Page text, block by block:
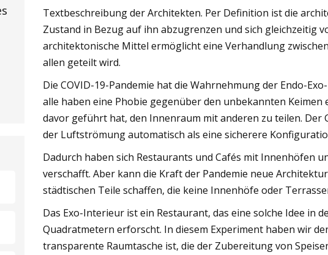
in
die TOPSIS-Methode
Textbeschreibung der Architekten. Per Definition ist die
Zustand in Bezug auf ihn abzugrenzen und sich gleichzeitig
architektonische Mittel ermöglicht eine Verhandlung
allen geteilt wird.
Die COVID-19-Pandemie hat die Wahrnehmung der Endo-
alle haben eine Phobie gegenüber den unbekannten
davor geführt hat, den Innenraum mit anderen zu teilen.
der Luftströmung automatisch als eine sicherere
Dadurch haben sich Restaurants und Cafés mit Innenhöfen
verschafft. Aber kann die Kraft der Pandemie neue
städtischen Teile schaffen, die keine Innenhöfe oder
Das Exo-Interieur ist ein Restaurant, das eine solche Idee in
Quadratmetern erforscht. In diesem Experiment haben wir
transparente Raumtasche ist, die der Zubereitung von